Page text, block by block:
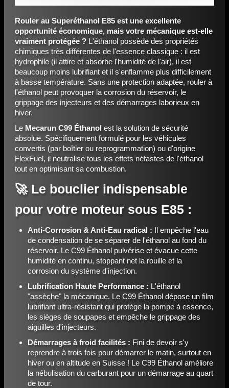
Rouler au Superéthanol E85 est une excellente
opportunité économique, mais votre mécanique est-elle
vraiment protégée ? L'éthanol possède des propriétés
chimiques très différentes de l'essence classique : il est
hydrophile (il attire et absorbe l'humidité de l'air), il est
beaucoup moins lubrifiant et il s'enflamme plus difficilement
à basse température. Sans une protection adaptée, rouler à
l'éthanol peut provoquer la corrosion du réservoir, le
grippage des injecteurs et des démarrages laborieux en
hiver.
Le Mecarun C99 Éthanol est la solution de sécurité
absolue. Spécifiquement formulé pour les véhicules
convertis (par boîtier ou reprogrammation) ou d'origine
FlexFuel, il neutralise tous les effets néfastes de l'éthanol
tout en optimisant sa combustion.
🚀 Le bouclier indispensable
pour votre moteur sous E85 :
Anti-Corrosion & Anti-Eau radical : Il empêche l'eau
de condensation de se séparer de l'éthanol au fond du
réservoir. Le C99 Éthanol pulvérise et évacue cette
humidité en continu, stoppant net la rouille et la
corrosion du système d'injection.
Lubrification Haute Performance : L'éthanol
"assèche" la mécanique. Le C99 Éthanol dépose un film
lubrifiant ultra-résistant qui protège la pompe à essence,
les sièges de soupapes et empêche le grippage des
aiguilles d'injecteurs.
Démarrages à froid facilités : Fini de devoir s'y
reprendre à trois fois pour démarrer le matin, surtout en
hiver ou en altitude en Suisse ! Le C99 Éthanol améliore
la nébulisation du carburant pour un démarrage au quart
de tour.